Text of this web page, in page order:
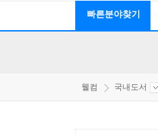
빠른분야찾기
웰컴 국내도서